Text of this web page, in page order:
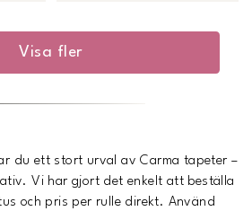
Visa fler
du ett stort urval av Carma tapeter –
Vi har gjort det enkelt att beställa
och pris per rulle direkt. Använd